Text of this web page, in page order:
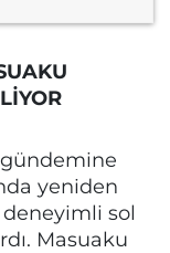
yeniden
deneyimli sol
Masuaku